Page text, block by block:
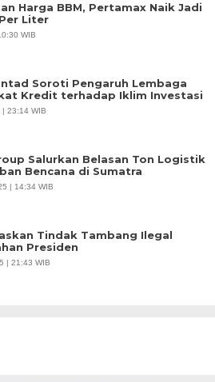
Harga BBM, Pertamax Naik Jadi
Liter
WIB
Soroti Pengaruh Lembaga
Kredit terhadap Iklim Investasi
| 23:14 WIB
Salurkan Belasan Ton Logistik
Bencana di Sumatra
| 14:34 WIB
Tindak Tambang Ilegal
Presiden
| 21:43 WIB